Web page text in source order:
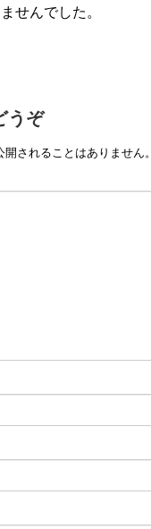
せんでした。
うぞ
されることはありません。